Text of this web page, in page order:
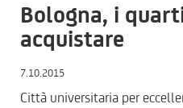
Bologna, i
acquistare
7.10.2015
Città universitaria per